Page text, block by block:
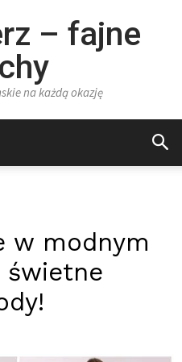
– fajne
na każdą okazję
w modnym